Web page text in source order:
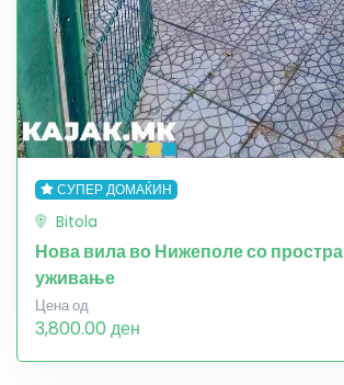
СУПЕР ДОМАЌИН
Bitola
Нова вила во Нижеполе со
уживање
Цена од
3,800.00 ден